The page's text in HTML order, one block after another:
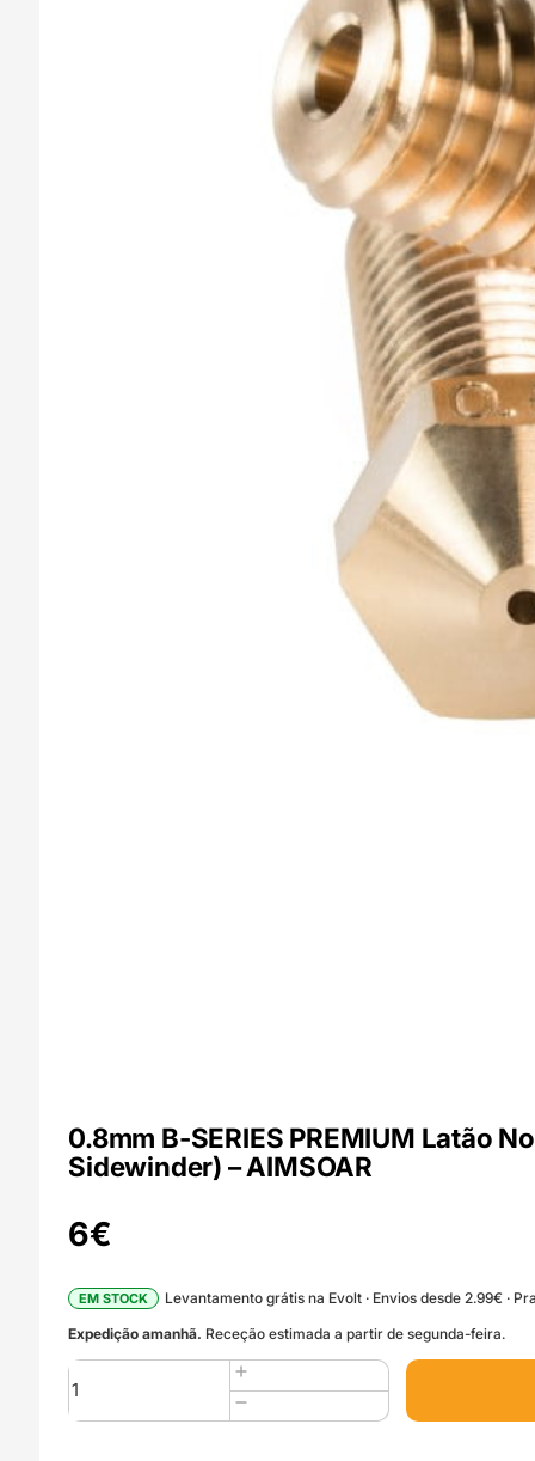
0.8mm B-SERIES PREMIUM Latão
Sidewinder) – AIMSOAR
6€
EM STOCK
Levantamento grátis na Evolt · Envios desde 2.99€ ·
Expedição amanhã. Receção estimada a partir de segunda-feira.
Quantidade
de
0.8mm